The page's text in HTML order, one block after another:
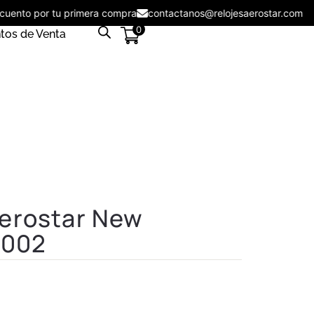
por tu primera compra
de Venta 0
New